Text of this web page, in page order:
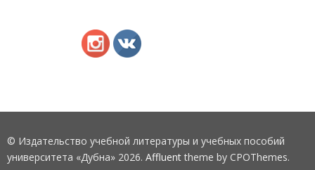
© Издательство учебной литературы и учебных пособий
университета «Дубна» 2026. Affluenttheme by CPOThemes.